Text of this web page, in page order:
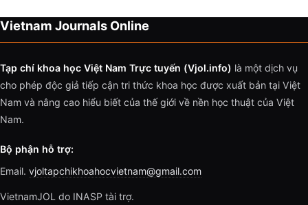
Vietnam Journals Online
Tạp chí khoa học Việt Nam Trực tuyến (Vjol.info) là một dịch vụ
cho phép độc giả tiếp cận tri thức khoa học được xuất bản tại Việt
Nam và nâng cao hiểu biết của thế giới về nền học thuật của Việt
Nam.
Bộ phận hỗ trợ:
Email. vjoltapchikhoahocvietnam@gmail.com
VietnamJOL do INASP tài trợ.